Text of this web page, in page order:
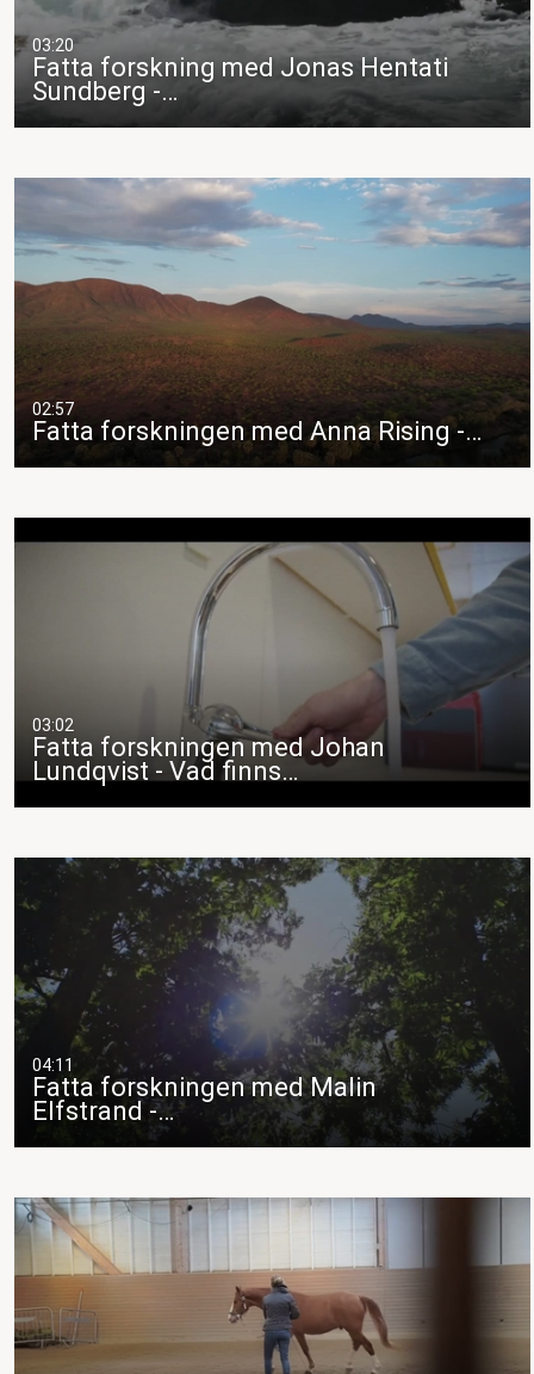
03:20
Fatta forskning med Jonas Hentati
Sundberg -…
02:57
Fatta forskningen med Anna Rising -…
03:02
Fatta forskningen med Johan
Lundqvist - Vad finns…
04:11
Fatta forskningen med Malin
Elfstrand -…